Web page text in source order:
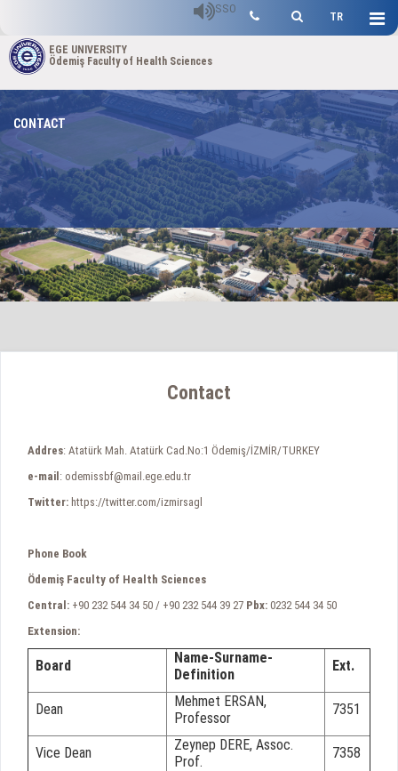
TR
SSO
EGE UNIVERSITY
Ödemiş Faculty of Health Sciences
CONTACT
Contact
Addres: Atatürk Mah. Atatürk Cad.No:1 Ödemiş/İZMİR/TURKEY
e-mail : odemissbf@mail.ege.edu.tr
Twitter: https://twitter.com/izmirsagl
Phone Book
Ödemiş Faculty of Health Sciences
Central: +90 232 544 34 50 / +90 232 544 39 27 Pbx: 0232 544 34 50
Extension:
Board
Name-Surname-
Definition
Ext.
Dean
Mehmet ERSAN,
Professor
7351
Vice Dean
Zeynep DERE, Assoc.
Prof.
7358